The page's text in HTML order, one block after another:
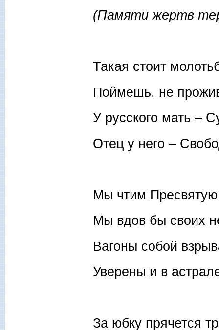
(Памяти жертв
Такая стоит
Поймешь, не
У русского мать –
Отец у него –
Мы чтим
Мы вдов бы своих
Вагоны собой
Уверены и в
За юбку прячется